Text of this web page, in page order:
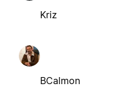
Kriz
BCalmon